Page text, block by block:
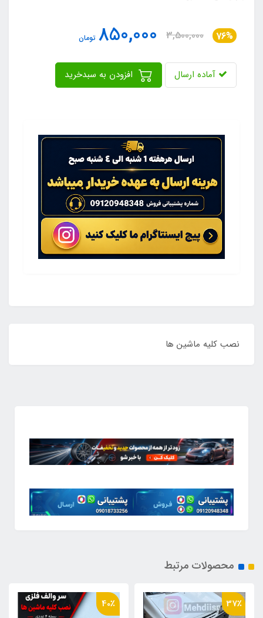
76%
3,500,000
850,000 تومان
آماده ارسال
نصب کلیه ماشین ها
محصولات مرتبط
40٪ 43٪